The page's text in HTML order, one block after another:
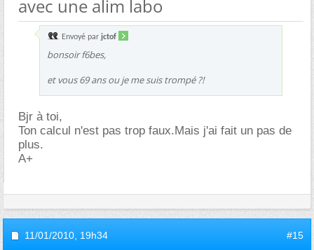
avec une alim labo
Envoyé par jctof
bonsoir f6bes,
et vous 69 ans ou je me suis trompé ?!
Bjr à toi,
Ton calcul n'est pas trop faux.Mais j'ai fait un pas de
plus.
A+
11/01/2010, 19h34 #15